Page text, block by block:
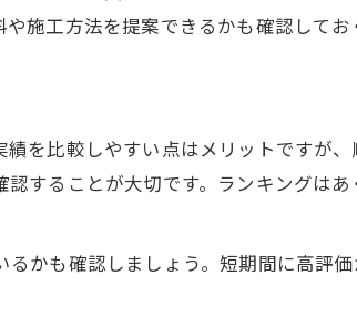
施工方法を提案できるかも確認してお
を比較しやすい点はメリットですが
することが大切です。ランキングは
かも確認しましょう。短期間に高評